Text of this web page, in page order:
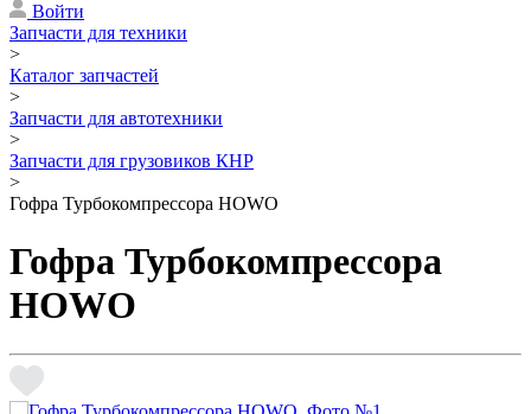
Войти
Запчасти для техники
>
Каталог запчастей
>
Запчасти для автотехники
>
Запчасти для грузовиков КНР
>
Гофра Турбокомпрессора HOWO
Гофра Турбокомпрессора
HOWO